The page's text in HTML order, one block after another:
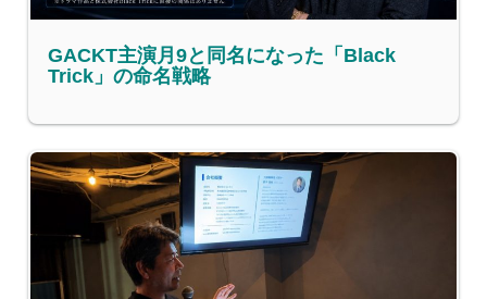
GACKT主演月9と同名になった「Black
Trick」の命名戦略